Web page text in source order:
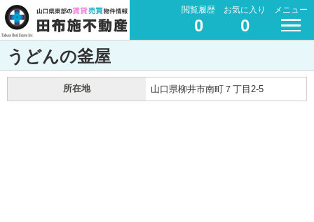
閲覧履歴
0
お気に入り
0
メニュー
うどんの釜屋
所在地 山口県柳井市南町７丁目2-5